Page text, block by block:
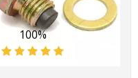
100%